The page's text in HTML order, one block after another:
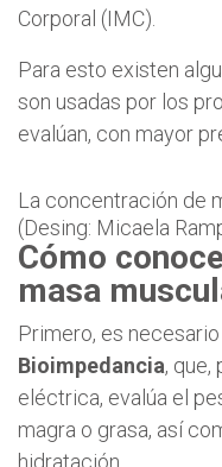
Corporal (IMC).
Para esto existen
son usadas por los
evalúan, con mayor
La concentración de
(Desing: Micaela
Cómo
masa
Primero, es
Bioimpedancia, que,
eléctrica, evalúa el
magra o grasa, así
hidratación.